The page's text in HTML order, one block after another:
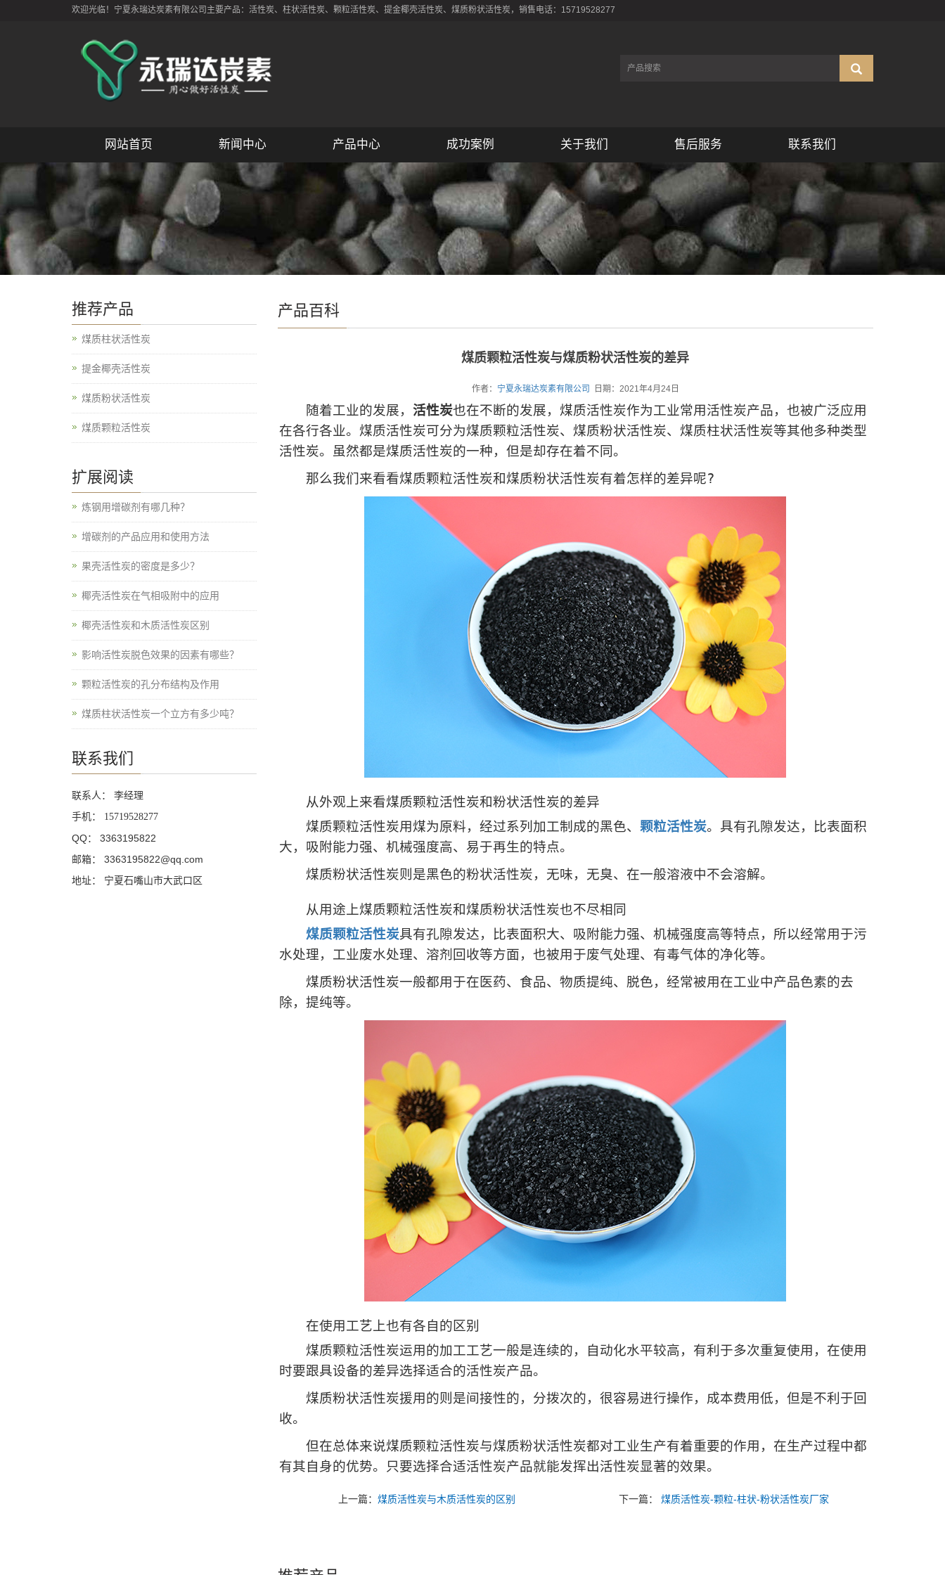
欢迎光临！宁夏永瑞达炭素有限公司主要产品：活性炭、柱状活性炭、颗粒活性炭、提金椰壳活性炭、煤质粉状活性炭，销售电话：15719528277
网站首页 新闻中心 产品中心 成功案例 关于我们 售后服务 联系我们
产品百科
煤质颗粒活性炭与煤质粉状活性炭的差异
作者： 宁夏永瑞达炭素有限公司 日期：2021年4月24日
随着工业的发展， 活性炭也在不断的发展，煤质活性炭作为工业常用活性炭产品，也被广泛应用
在各行各业。煤质活性炭可分为煤质颗粒活性炭、煤质粉状活性炭、煤质柱状活性炭等其他多种类型
活性炭。虽然都是煤质活性炭的一种，但是却存在着不同。
那么我们来看看煤质颗粒活性炭和煤质粉状活性炭有着怎样的差异呢?
从外观上来看煤质颗粒活性炭和粉状活性炭的差异
煤质颗粒活性炭用煤为原料，经过系列加工制成的黑色、 颗粒活性炭。具有孔隙发达，比表面积
大，吸附能力强、机械强度高、易于再生的特点。
煤质粉状活性炭则是黑色的粉状活性炭，无味，无臭、在一般溶液中不会溶解。
从用途上煤质颗粒活性炭和煤质粉状活性炭也不尽相同
煤质颗粒活性炭具有孔隙发达，比表面积大、吸附能力强、机械强度高等特点，所以经常用于污
水处理，工业废水处理、溶剂回收等方面，也被用于废气处理、有毒气体的净化等。
煤质粉状活性炭一般都用于在医药、食品、物质提纯、脱色，经常被用在工业中产品色素的去
除，提纯等。
在使用工艺上也有各自的区别
煤质颗粒活性炭运用的加工工艺一般是连续的，自动化水平较高，有利于多次重复使用，在使用
时要跟具设备的差异选择适合的活性炭产品。
煤质粉状活性炭援用的则是间接性的，分拨次的，很容易进行操作，成本费用低，但是不利于回
收。
但在总体来说煤质颗粒活性炭与煤质粉状活性炭都对工业生产有着重要的作用，在生产过程中都
有其自身的优势。只要选择合适活性炭产品就能发挥出活性炭显著的效果。
上一篇：煤质活性炭与木质活性炭的区别 下一篇： 煤质活性炭-颗粒-柱状-粉状活性炭厂家
推荐产品
煤质柱状活性炭
提金椰壳活性炭
煤质粉状活性炭
煤质颗粒活性炭
扩展阅读
炼钢用增碳剂有哪几种？
增碳剂的产品应用和使用方法
果壳活性炭的密度是多少？
椰壳活性炭在气相吸附中的应用
椰壳活性炭和木质活性炭区别
影响活性炭脱色效果的因素有哪些？
颗粒活性炭的孔分布结构及作用
煤质柱状活性炭一个立方有多少吨？
联系我们
联系人： 李经理
手机：
15719528277
QQ： 3363195822
邮箱： 3363195822@qq.com
地址： 宁夏石嘴山市大武口区